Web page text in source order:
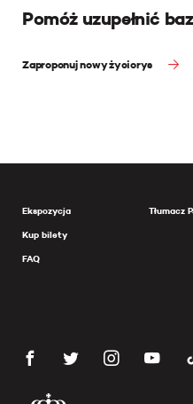
Pomóż uzupełnić
Zaproponuj nowy życiorys
Ekspozycja
Kup bilety
FAQ
Tłumacz